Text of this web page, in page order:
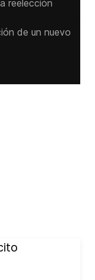
reelección
de un nuevo